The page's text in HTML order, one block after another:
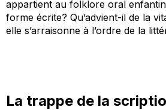
appartient au folklore oral
forme écrite? Qu’advient-il de la
elle s’arraisonne à l’ordre de la
La trappe de la